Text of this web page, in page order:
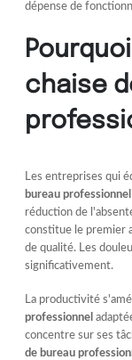
dépense de
chaise
Les entreprises qui
bureau professionnel
réduction de
constitue le premier
de qualité. Les
significativement.
La productivité
professionnel
concentre sur ses
de bureau